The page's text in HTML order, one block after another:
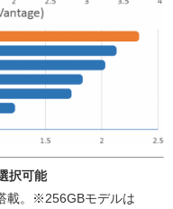
択可能
載。※256GBモデルは